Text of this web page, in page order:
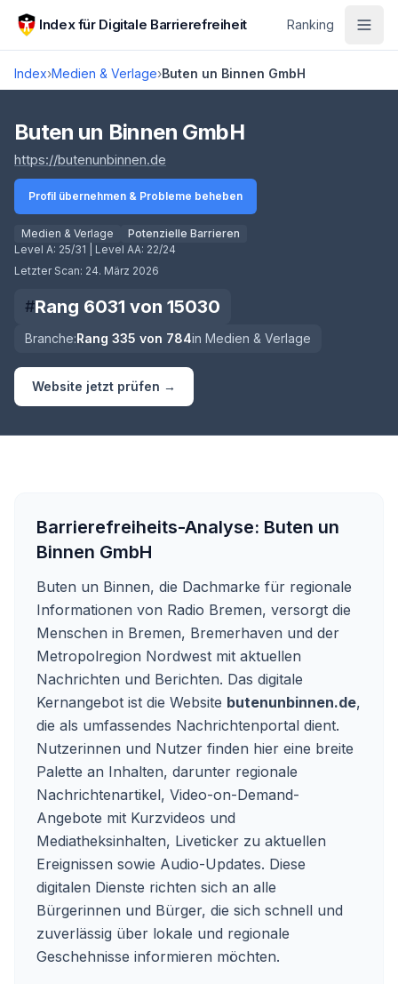
Zum Hauptinhalt springen
Index für Digitale Barrierefreiheit Ranking
Index›Medien & Verlage›Buten un Binnen GmbH
Score lädt
Buten un Binnen GmbH
https://butenunbinnen.de
Profil übernehmen & Probleme beheben
Medien & Verlage
Potenzielle Barrieren
Level A: 25/31 | Level AA: 22/24
Letzter Scan: 24. März 2026
#Rang 6031 von 15030
Branche:Rang 335 von 784in Medien & Verlage
Website jetzt prüfen →
Barrierefreiheits-Analyse: Buten un
Binnen GmbH
Buten un Binnen, die Dachmarke für regionale
Informationen von Radio Bremen, versorgt die
Menschen in Bremen, Bremerhaven und der
Metropolregion Nordwest mit aktuellen
Nachrichten und Berichten. Das digitale
Kernangebot ist die Website butenunbinnen.de,
die als umfassendes Nachrichtenportal dient.
Nutzerinnen und Nutzer finden hier eine breite
Palette an Inhalten, darunter regionale
Nachrichtenartikel, Video-on-Demand-
Angebote mit Kurzvideos und
Mediatheksinhalten, Liveticker zu aktuellen
Ereignissen sowie Audio-Updates. Diese
digitalen Dienste richten sich an alle
Bürgerinnen und Bürger, die sich schnell und
zuverlässig über lokale und regionale
Geschehnisse informieren möchten.